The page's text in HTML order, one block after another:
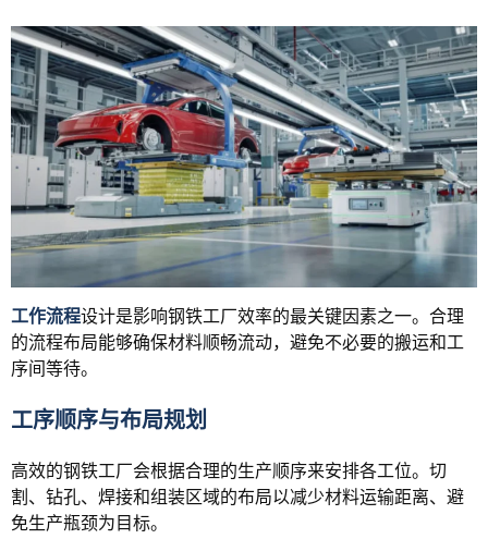
工作流程设计是影响钢铁工厂效率的最关键因素之一。合理
的流程布局能够确保材料顺畅流动，避免不必要的搬运和工
序间等待。
工序顺序与布局规划
高效的钢铁工厂会根据合理的生产顺序来安排各工位。切
割、钻孔、焊接和组装区域的布局以减少材料运输距离、避
免生产瓶颈为目标。